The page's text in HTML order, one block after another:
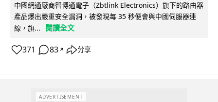
中國網通廠商智博通電子（Zbtlink Electronics）旗下的路由器
產品爆出嚴重安全漏洞，被發現每 35 秒便會與中國伺服器連
線，旗...
閱讀全文
371 83 ↗ 分享
ADVERTISEMENT